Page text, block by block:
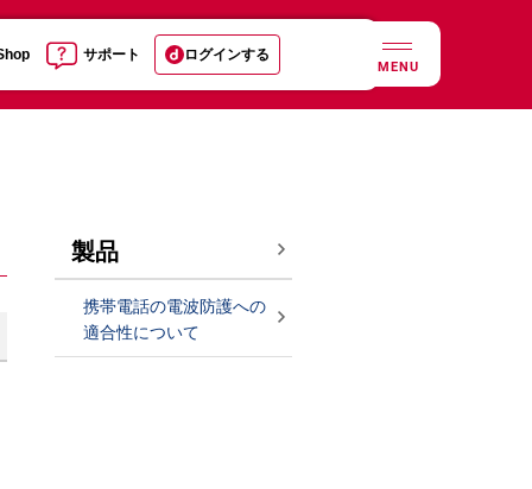
サポート ログインする
MENU
製品
携帯電話の電波防護への
適合性について